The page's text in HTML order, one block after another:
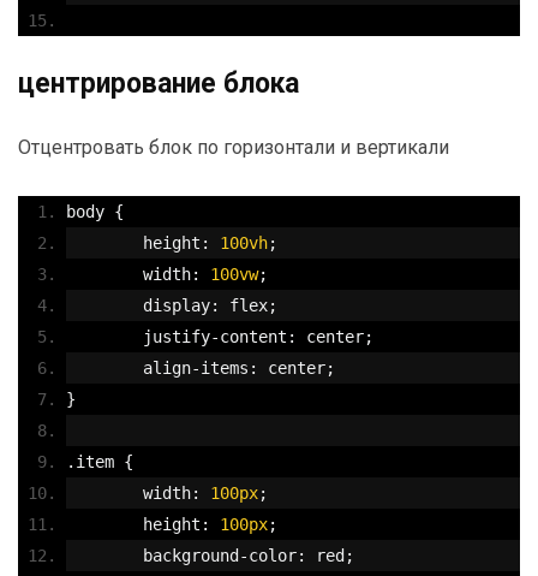
центрирование блока
Отцентровать блок по горизонтали и вертикали
body {
	height
: 100vh;
	width
: 100vw;
	display
: flex;
	justify
-content : center;
	align
-items : center;
}
. item {
	width
: 100px;
	height
: 100px;
	background
-color: red ;